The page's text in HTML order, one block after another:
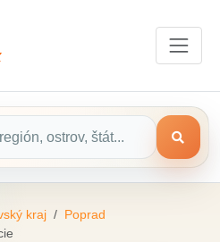
kraj
Poprad